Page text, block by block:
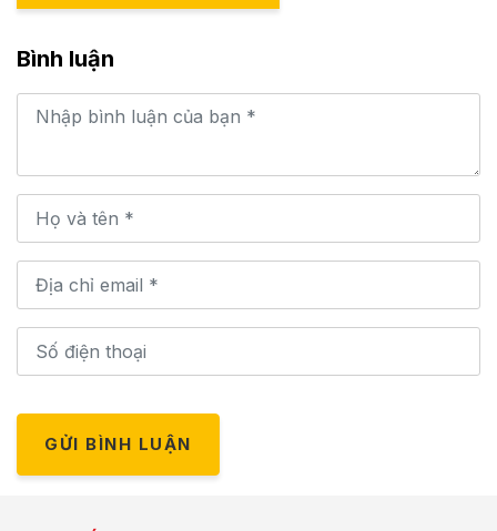
Bình luận
GỬI BÌNH LUẬN